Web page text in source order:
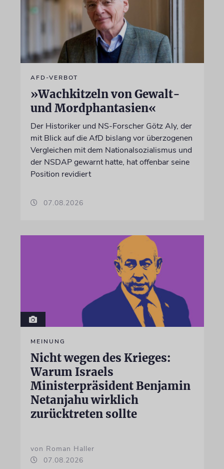
AFD-VERBOT
»Wachkitzeln von Gewalt-
und Mordphantasien«
Der Historiker und NS-Forscher Götz Aly, der
mit Blick auf die AfD bislang vor überzogenen
Vergleichen mit dem Nationalsozialismus und
der NSDAP gewarnt hatte, hat offenbar seine
Position revidiert
07.08.2026
MEINUNG
Nicht wegen des Krieges:
Warum Israels
Ministerpräsident Benjamin
Netanjahu wirklich
zurücktreten sollte
von Roman Haller
07.08.2026